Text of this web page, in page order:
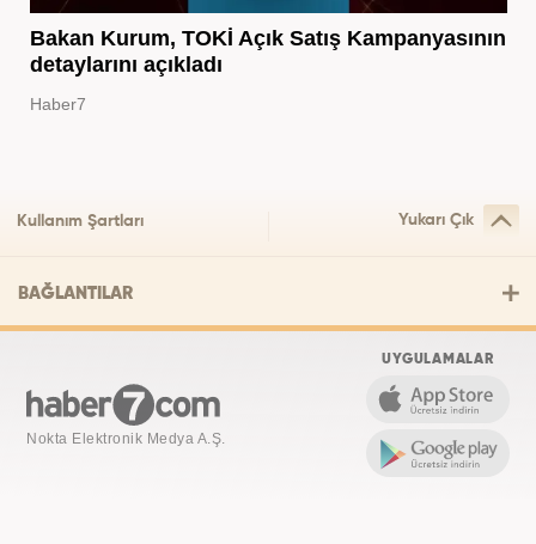
Bakan Kurum, TOKİ Açık Satış Kampanyasının
detaylarını açıkladı
Haber7
Kullanım Şartları Yukarı Çık
BAĞLANTILAR
Nokta Elektronik Medya A.Ş.
UYGULAMALAR